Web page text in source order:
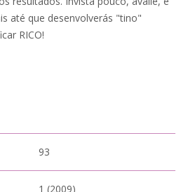
até que desenvolverás "tino"
RICO!
93
1 (2009)